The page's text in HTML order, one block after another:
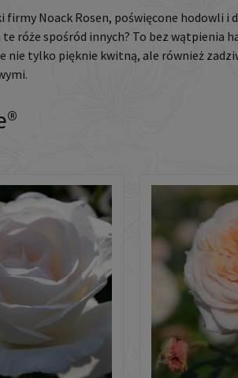
firmy Noack Rosen, poświęcone hodowli
te róże spośród innych? To bez
nie tylko pięknie kwitną, ale również